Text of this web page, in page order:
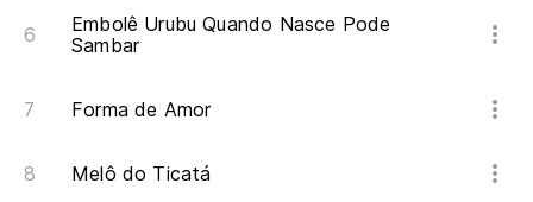
Embolê Urubu Quando Nasce Pode
Sambar
Forma de Amor
Melô do Ticatá